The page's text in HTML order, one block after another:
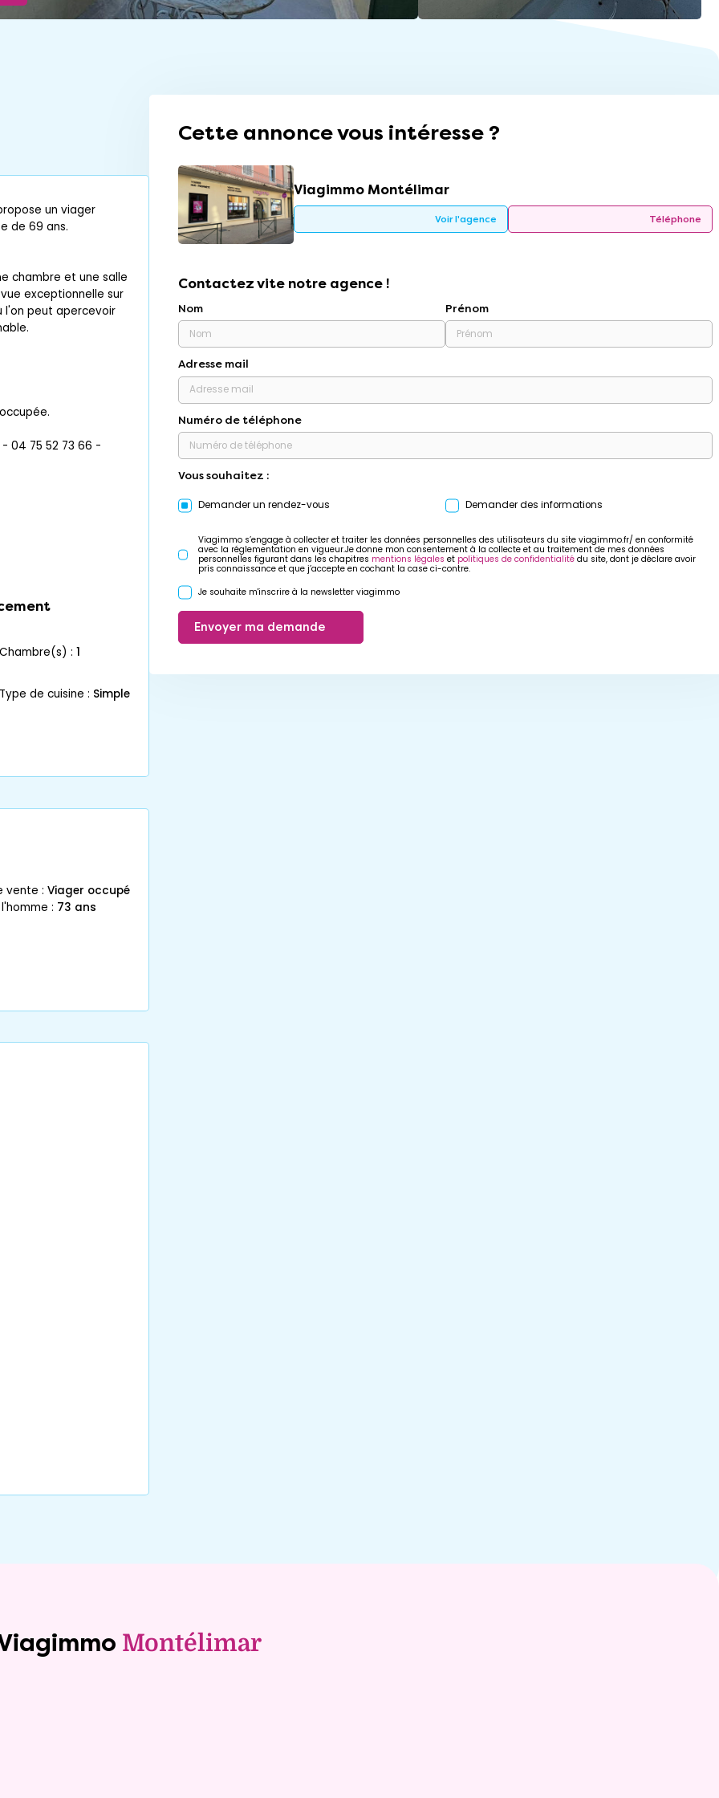
un viager
de 69 ans.
chambre et une salle
exceptionnelle sur
l'on peut apercevoir
- 04 75 52 73 66 -
chambre(s) : 1
Type de cuisine : Simple
vente : Viager occupé
l'homme : 73 ans
Cette annonce vous intéresse ?
Viagimmo Montélimar
Voir l'agence Téléphone
Contactez vite notre agence !
Nom Prénom
Adresse mail
Numéro de téléphone
Vous souhaitez :
Demander un rendez-vous Demander des informations
Viagimmo s’engage à collecter et traiter les données personnelles des utilisateurs du site viagimmo.fr/ en conformité
avec la réglementation en vigueur.Je donne mon consentement à la collecte et au traitement de mes données
personnelles figurant dans les chapitres mentions légales et politiques de confidentialité du site, dont je déclare avoir
pris connaissance et que j’accepte en cochant la case ci-contre.
Je souhaite m'inscrire à la newsletter viagimmo
Envoyer ma demande
Montélimar